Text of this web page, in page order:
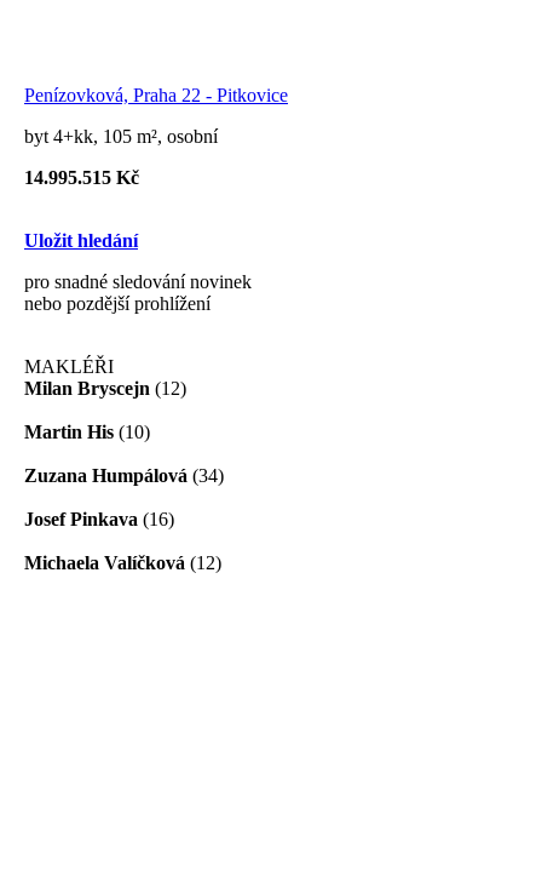
Penízovková, Praha 22 - Pitkovice
byt 4+kk, 105 m², osobní
14.995.515 Kč
Uložit hledání
pro snadné sledování novinek
nebo pozdější prohlížení
MAKLÉŘI
Milan Bryscejn (12)
Martin His (10)
Zuzana Humpálová (34)
Josef Pinkava (16)
Michaela Valíčková (12)